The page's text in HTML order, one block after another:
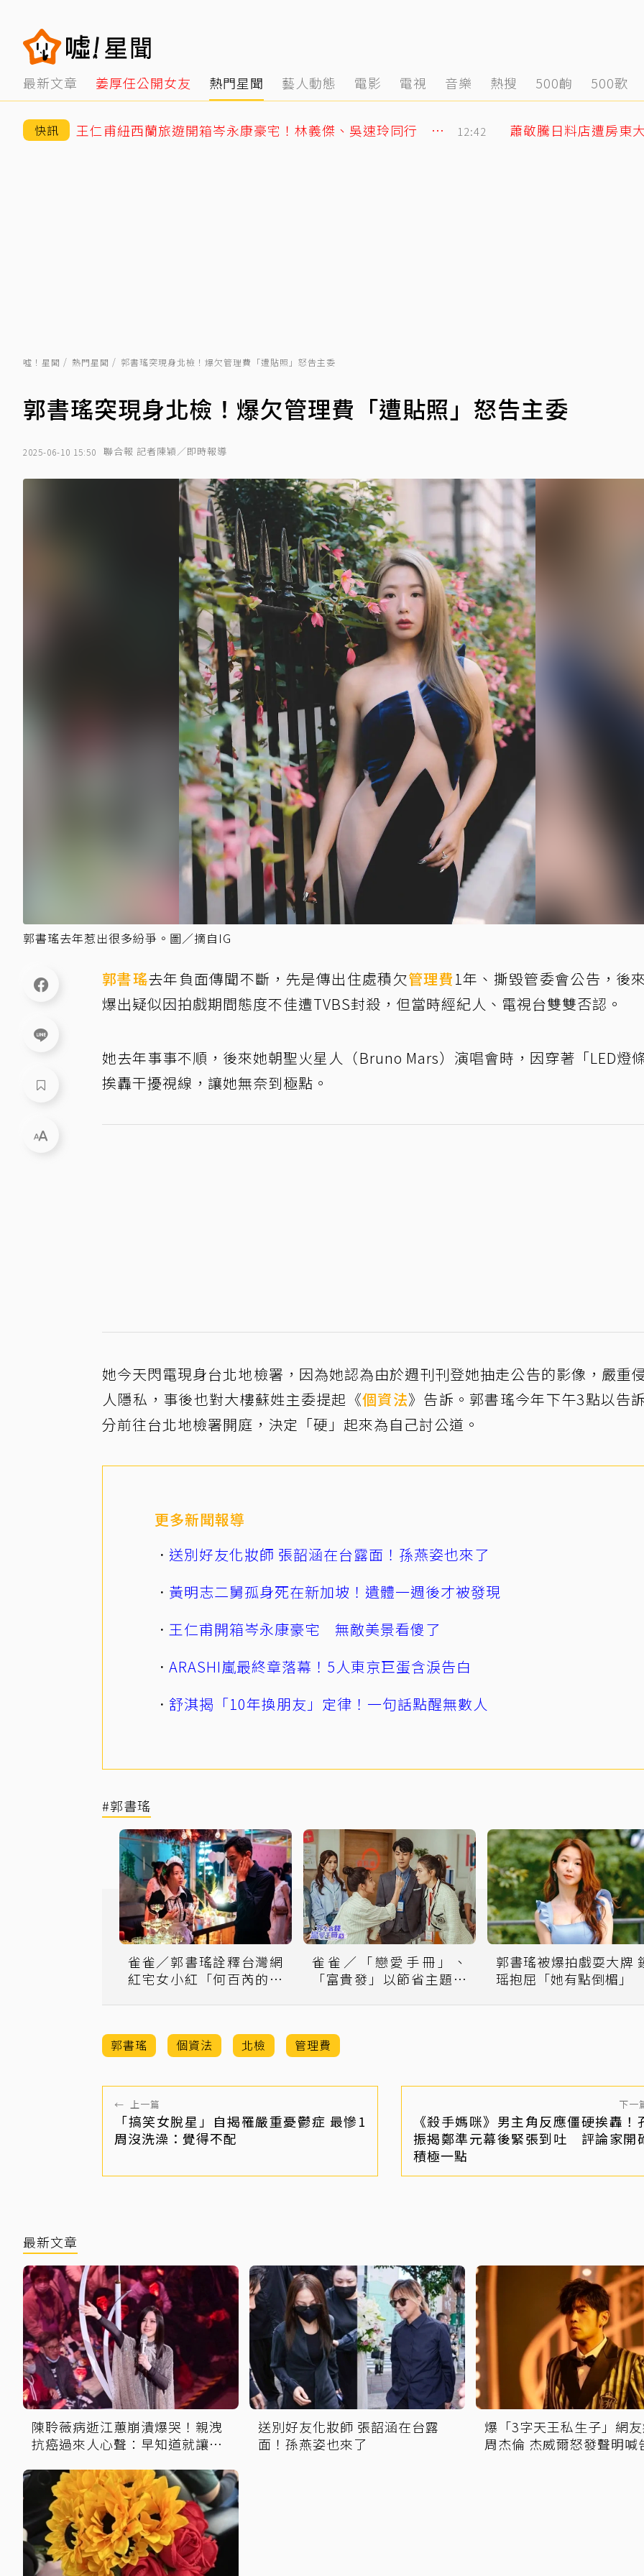
最新文章 姜厚任公開女友 熱門星聞 藝人動態 電影 電視 音樂 熱搜 500齣 500歌
快訊 王仁甫紐西蘭旅遊開箱岑永康豪宅！林義傑、吳速玲同行 夢幻美景全曝光 12:42
噓！星聞 熱門星聞 郭書瑤突現身北檢！爆欠管理費「遭貼照」怒告主委
郭書瑤突現身北檢！爆欠管理費「遭貼照」怒告主委
2025-06-10 15:50 聯合報 記者陳穎／即時報導
郭書瑤去年惹出很多紛爭。圖／摘自IG
郭書瑤去年負面傳聞不斷，先是傳出住處積欠管理費1年、撕毀管委會公告，後
爆出疑似因拍戲期間態度不佳遭TVBS封殺，但當時經紀人、電視台雙雙否認。
她去年事事不順，後來她朝聖火星人（Bruno Mars）演唱會時，因穿著「LED燈條
挨轟干擾視線，讓她無奈到極點。
她今天閃電現身台北地檢署，因為她認為由於週刊刊登她抽走公告的影像，嚴重
人隱私，事後也對大樓蘇姓主委提起《個資法》告訴。郭書瑤今年下午3點以告
分前往台北地檢署開庭，決定「硬」起來為自己討公道。
更多新聞報導
送別好友化妝師 張韶涵在台露面！孫燕姿也來了
黃明志二舅孤身死在新加坡！遺體一週後才被發現
王仁甫開箱岑永康豪宅 無敵美景看傻了
ARASHI嵐最終章落幕！5人東京巨蛋含淚告白
舒淇揭「10年換朋友」定律！一句話點醒無數人
#郭書瑤
雀雀／郭書瑤詮釋台灣網
紅宅女小紅「何百芮的地
雀雀／「戀愛手冊」、
「富貴發」以節省主題打
郭書瑤被爆拍戲耍大牌
瑶抱屈「她有點倒楣」
郭書瑤 個資法 北檢 管理費
← 上一篇
「搞笑女脫星」自揭罹嚴重憂鬱症 最慘1
周沒洗澡：覺得不配
下一
《殺手媽咪》男主角反應僵硬挨轟！
振揭鄭準元幕後緊張到吐 評論家開
積極一點
最新文章
陳聆薇病逝江蕙崩潰爆哭！親洩
抗癌過來人心聲：早知道就讓她
送別好友化妝師 張韶涵在台露
面！孫燕姿也來了
爆「3字天王私生子」網
周杰倫 杰威爾怒發聲明喊